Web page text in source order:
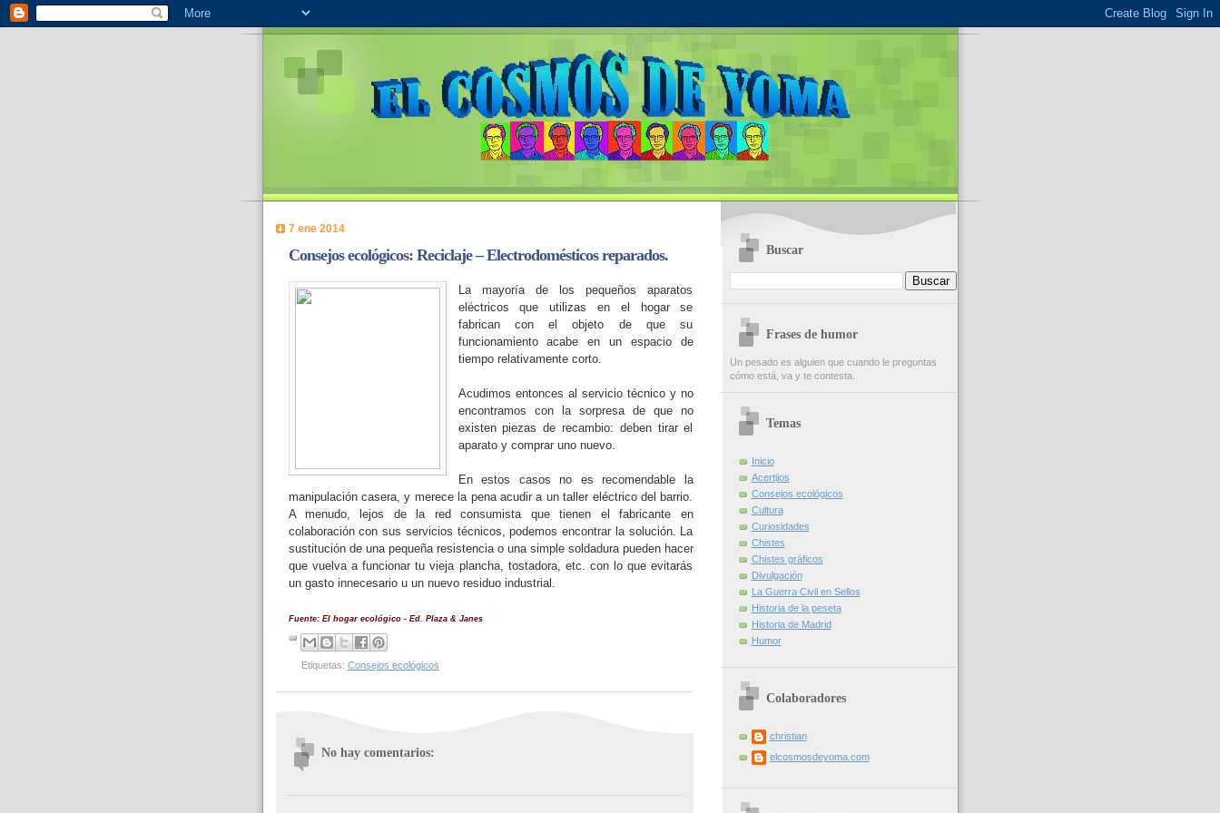
7 ene 2014
Consejos ecológicos: Reciclaje – Electrodomésticos reparados.
La mayoría de los pequeños aparatos
eléctricos que utilizas en el hogar se
fabrican con el objeto de que su
funcionamiento acabe en un espacio de
tiempo relativamente corto.
Acudimos entonces al servicio técnico y no
encontramos con la sorpresa de que no
existen piezas de recambio: deben tirar el
aparato y comprar uno nuevo.
En estos casos no es recomendable la
manipulación casera, y merece la pena acudir a un taller eléctrico del barrio.
A menudo, lejos de la red consumista que tienen el fabricante en
colaboración con sus servicios técnicos, podemos encontrar la solución. La
sustitución de una pequeña resistencia o una simple soldadura pueden hacer
que vuelva a funcionar tu vieja plancha, tostadora, etc. con lo que evitarás
un gasto innecesario u un nuevo residuo industrial.
Fuente: El hogar ecológico - Ed. Plaza & Janes
Etiquetas: Consejos ecológicos
No hay comentarios:
Buscar
Frases de humor
Un pesado es alguien que cuando le preguntas
cómo está, va y te contesta.
Temas
Inicio
Acertijos
Consejos ecológicos
Cultura
Curiosidades
Chistes
Chistes gráficos
Divulgación
La Guerra Civil en Sellos
Historia de la peseta
Historia de Madrid
Humor
Colaboradores
christian
elcosmosdeyoma.com